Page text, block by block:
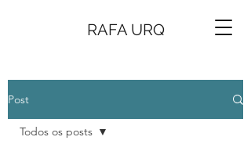
RAFA URQ
Post
Todos os posts